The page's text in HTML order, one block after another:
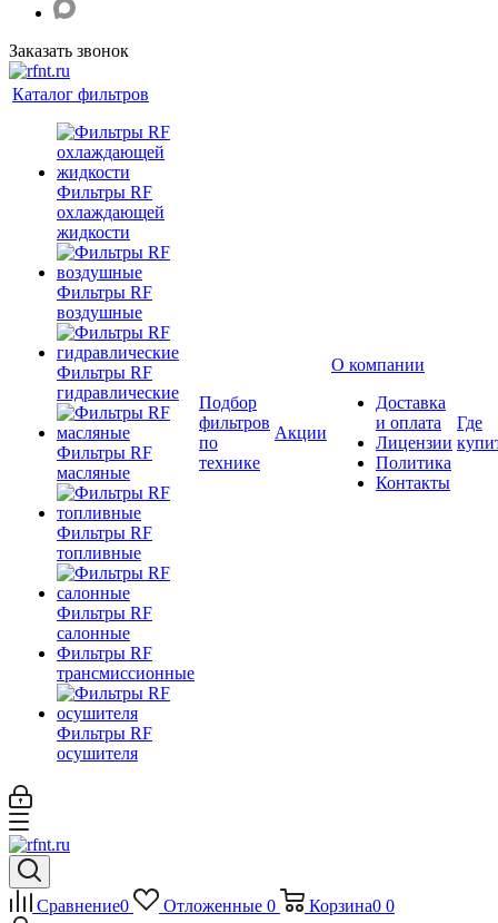
Заказать звонок
Каталог фильтров
Фильтры RF
охлаждающей
жидкости
Фильтры RF
воздушные
Фильтры RF
гидравлические
Фильтры RF
масляные
Фильтры RF
топливные
Фильтры RF
салонные
Фильтры RF
трансмиссионные
Фильтры RF
осушителя
Подбор
фильтров
по
технике
Акции
О компании
Доставка
и оплата
Лицензии
Политика
Контакты
Где
Сравнение0 Отложенные 0 Корзина0 0